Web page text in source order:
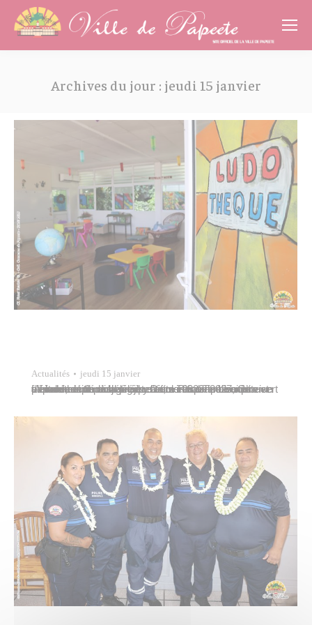
Archives du jour : jeudi 15 janvier
Actualités jeudi 15 janvier
L’école communale élémentaire Pinai Tipaerui a ouvert sa ludothèque scolaire il y a environ un mois. Cet espace, dédié au jeu éducatif, a été pensé comme un véritable outil pédagogique au service du bien-être et de la réussite des élèves. Cette initiative s’inscrit pleinement dans le projet d’école 2023–2027, qui vise à favoriser un climat…
Cookies management panel